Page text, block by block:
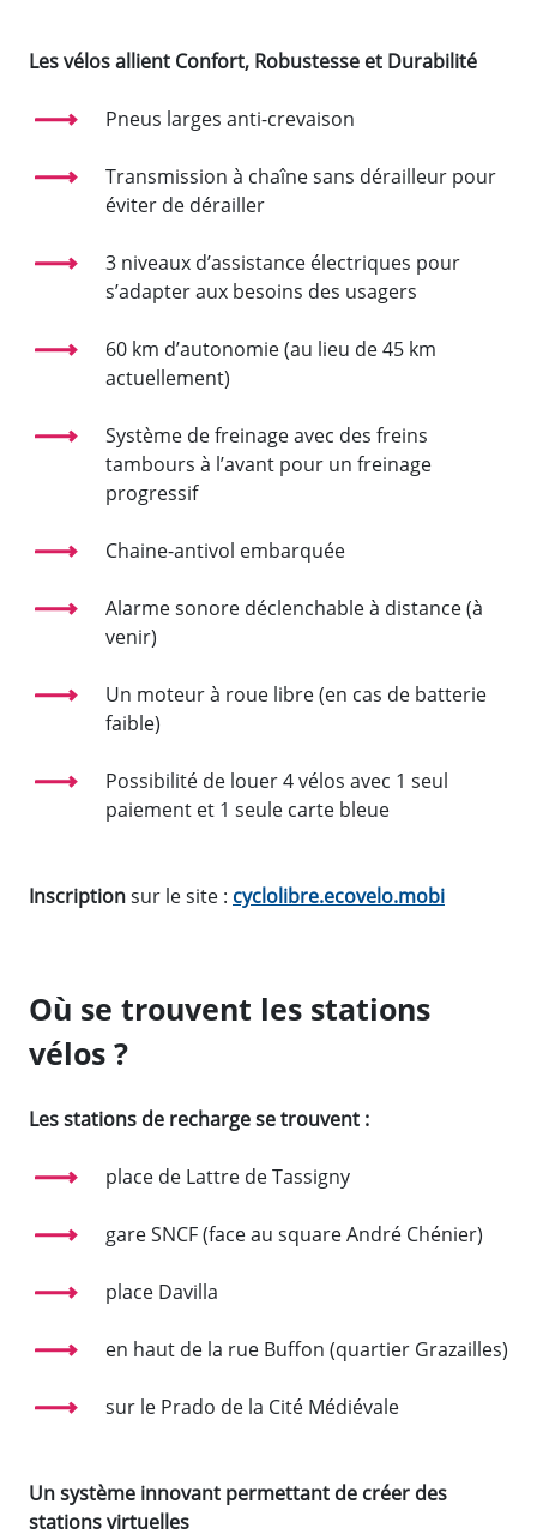
Les vélos allient Confort, Robustesse et Durabilité
Pneus larges anti-crevaison
Transmission à chaîne sans dérailleur pour
éviter de dérailler
3 niveaux d’assistance électriques pour
s’adapter aux besoins des usagers
60 km d’autonomie (au lieu de 45 km
actuellement)
Système de freinage avec des freins
tambours à l’avant pour un freinage
progressif
Chaine-antivol embarquée
Alarme sonore déclenchable à distance (à
venir)
Un moteur à roue libre (en cas de batterie
faible)
Possibilité de louer 4 vélos avec 1 seul
paiement et 1 seule carte bleue
Inscriptionsur le site : cyclolibre.ecovelo.mobi
Où se trouvent les stations
vélos ?
Les stations de recharge se trouvent :
place de Lattre de Tassigny
gare SNCF (face au square André Chénier)
place Davilla
en haut de la rue Buffon (quartier Grazailles)
sur le Prado de la Cité Médiévale
Un système innovant permettant de créer des
stations virtuelles